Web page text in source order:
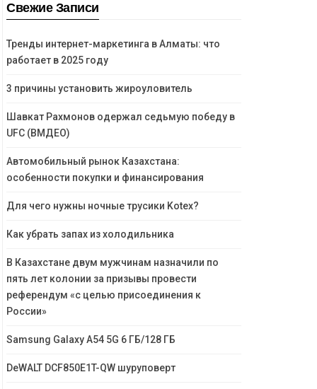
Свежие Записи
Тренды интернет-маркетинга в Алматы: что
работает в 2025 году
3 причины установить жироуловитель
Шавкат Рахмонов одержал седьмую победу в
UFC (ВМДЕО)
Автомобильный рынок Казахстана:
особенности покупки и финансирования
Для чего нужны ночные трусики Kotex?
Как убрать запах из холодильника
В Казахстане двум мужчинам назначили по
пять лет колонии за призывы провести
референдум «с целью присоединения к
России»
Samsung Galaxy A54 5G 6 ГБ/128 ГБ
DeWALT DCF850E1T-QW шуруповерт